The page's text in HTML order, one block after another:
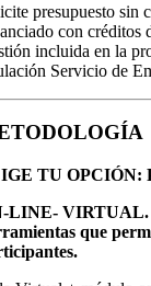
presupuesto sin
con créditos
incluida en la
Servicio de
TU OPCIÓN:
LINE- VIRTUAL.
que